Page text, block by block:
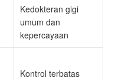
Kedokteran gigi
umum dan
kepercayaan
Kontrol terbatas